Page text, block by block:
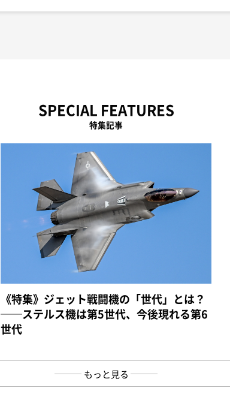
SPECIAL FEATURES
特集記事
《特集》ジェット戦闘機の「世代」とは？
──ステルス機は第5世代、今後現れる第6
世代
もっと見る